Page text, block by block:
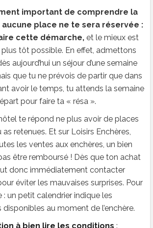
important de comprendre la
place ne te sera réservée :
cette démarche, et le mieux est
plus tôt possible. En effet, admettons
aujourd’hui un séjour d’une semaine
que tu ne prévois de partir que dans
avoir le temps, tu attends la semaine
pour faire ta « résa ».
te répond ne plus avoir de places
retenues. Et sur Loisirs Enchères,
les ventes aux enchères, un bien
être remboursé ! Dès que ton achat
donc immédiatement contacter
éviter les mauvaises surprises. Pour
: un petit calendrier indique les
au moment de l’enchère.
à bien lire les conditions :